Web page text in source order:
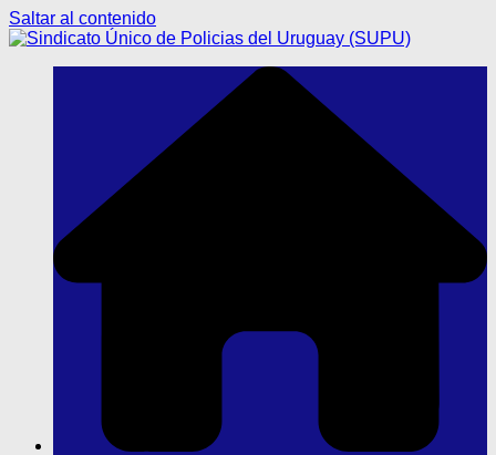
Saltar al contenido